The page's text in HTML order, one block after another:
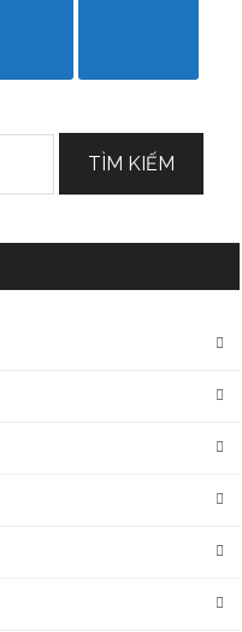
TÌM KIẾM